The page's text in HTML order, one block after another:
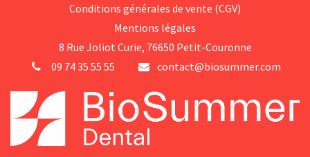
Conditions générales d​e vente (CGV)
Mentions légales
8 Rue Jol​iot Curie, 76650 Petit-Couronne
09 74 35 55 55
contact@biosummer.com